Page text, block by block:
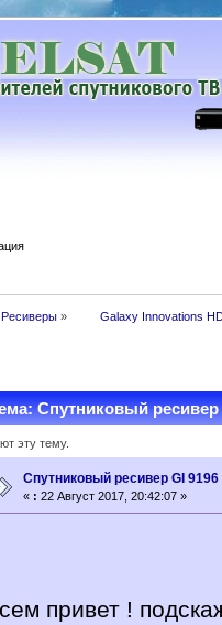
» Galaxy Innovations
Спутниковый ресивер
эту тему.
Спутниковый ресивер GI
« : 22 Август 2017, 20:42:07 »
привет !